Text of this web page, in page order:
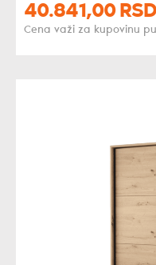
40.841,00 RSD
Cena važi za kupovinu